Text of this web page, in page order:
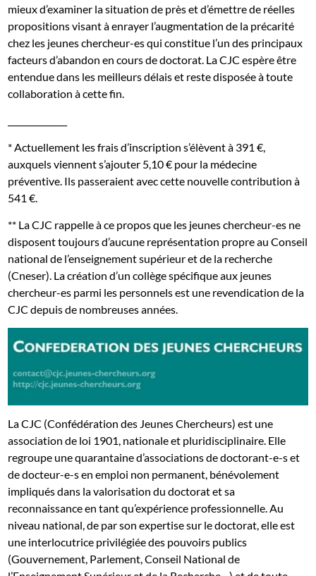
mieux d’examiner la situation de près et d’émettre de réelles
propositions visant à enrayer l’augmentation de la précarité
chez les jeunes chercheur-es qui constitue l’un des principaux
facteurs d’abandon en cours de doctorat. La CJC espère être
entendue dans les meilleurs délais et reste disposée à toute
collaboration à cette fin.
* Actuellement les frais d’inscription s’élèvent à 391 €,
auxquels viennent s’ajouter 5,10 € pour la médecine
préventive. Ils passeraient avec cette nouvelle contribution à
541 €.
** La CJC rappelle à ce propos que les jeunes chercheur-es ne
disposent toujours d’aucune représentation propre au Conseil
national de l’enseignement supérieur et de la recherche
(Cneser). La création d’un collège spécifique aux jeunes
chercheur-es parmi les personnels est une revendication de la
CJC depuis de nombreuses années.
La CJC (Confédération des Jeunes Chercheurs) est une
association de loi 1901, nationale et pluridisciplinaire. Elle
regroupe une quarantaine d’associations de doctorant-e-s et
de docteur-e-s en emploi non permanent, bénévolement
impliqués dans la valorisation du doctorat et sa
reconnaissance en tant qu’expérience professionnelle. Au
niveau national, de par son expertise sur le doctorat, elle est
une interlocutrice privilégiée des pouvoirs publics
(Gouvernement, Parlement, Conseil National de